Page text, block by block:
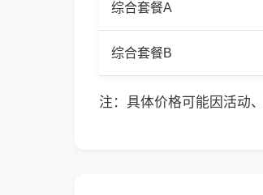
综合套餐A
综合套餐B
注：具体价格可能因活动